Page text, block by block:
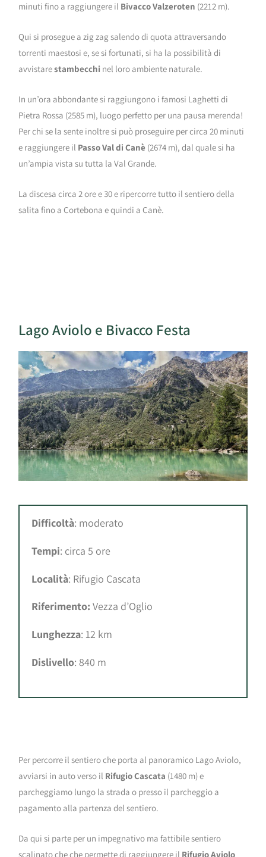
minuti fino a raggiungere il Bivacco Valzeroten (2212 m).
Qui si prosegue a zig zag salendo di quota attraversando
torrenti maestosi e, se si fortunati, si ha la possibilità di
avvistarestambecchi nel loro ambiente naturale.
In un’ora abbondante si raggiungono i famosi Laghetti di
Pietra Rossa (2585 m), luogo perfetto per una pausa merenda!
Per chi se la sente inoltre si può proseguire per circa 20 minuti
e raggiungere il Passo Val di Canè (2674 m), dal quale si ha
un’ampia vista su tutta la Val Grande.
La discesa circa 2 ore e 30 e ripercorre tutto il sentiero della
salita fino a Cortebona e quindi a Canè.
Lago Aviolo e Bivacco Festa
Difficoltà: moderato
Tempi: circa 5 ore
Località: Rifugio Cascata
Riferimento:Vezza d’Oglio
Lunghezza: 12 km
Dislivello: 840 m
Per percorre il sentiero che porta al panoramico Lago Aviolo,
avviarsi in auto verso il Rifugio Cascata (1480 m) e
parcheggiamo lungo la strada o presso il parcheggio a
pagamento alla partenza del sentiero.
Da qui si parte per un impegnativo ma fattibile sentiero
scalinato che che permette di raggiungere il Rifugio Aviolo